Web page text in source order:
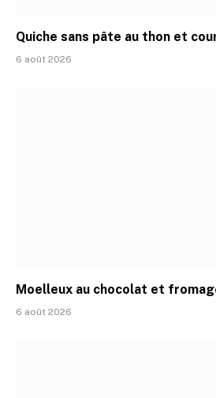
Quiche sans pâte au thon et
6 août 2026
Moelleux au chocolat et
6 août 2026